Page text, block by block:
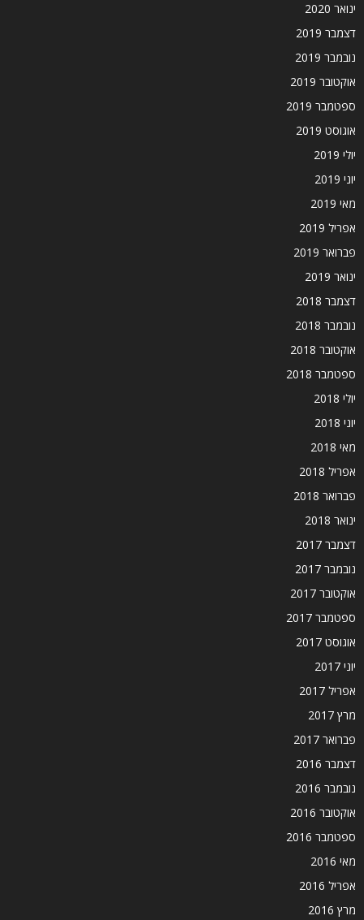
ינואר 2020
דצמבר 2019
נובמבר 2019
אוקטובר 2019
ספטמבר 2019
אוגוסט 2019
יולי 2019
יוני 2019
מאי 2019
אפריל 2019
פברואר 2019
ינואר 2019
דצמבר 2018
נובמבר 2018
אוקטובר 2018
ספטמבר 2018
יולי 2018
יוני 2018
מאי 2018
אפריל 2018
פברואר 2018
ינואר 2018
דצמבר 2017
נובמבר 2017
אוקטובר 2017
ספטמבר 2017
אוגוסט 2017
יוני 2017
אפריל 2017
מרץ 2017
פברואר 2017
דצמבר 2016
נובמבר 2016
אוקטובר 2016
ספטמבר 2016
מאי 2016
אפריל 2016
מרץ 2016